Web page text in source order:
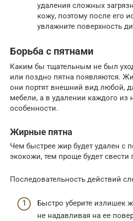
удаления сложных
кожу, поэтому после его
увлажните поверхность
Борьба с пятнами
Каким бы тщательным не был
или поздно пятна появляются.
они портят внешний вид любой,
мебели, а в удалении каждого из
особенности.
Жирные пятна
Чем быстрее жир будет удален с
экокожи, тем проще будет свести
Последовательность действий
Быстро уберите излишек
не надавливая на ее